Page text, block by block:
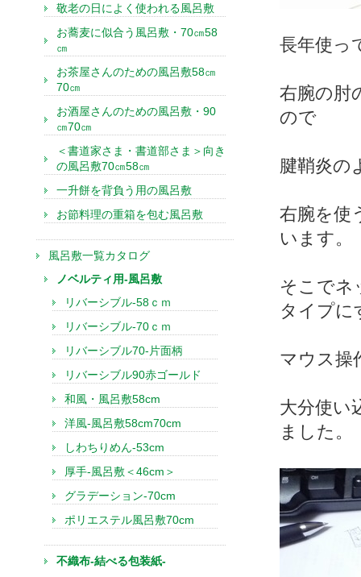
長年使っ
右腕の肘
ので
腱鞘炎の
右腕を使
います。
そこでネ
タイプに
マウス操
大分使い
ました。
敬老の日によく使われる風呂敷
お蕎麦に似合う風呂敷・70㎝58
㎝
お茶屋さんのための風呂敷58㎝
70㎝
お酒屋さんのための風呂敷・90
㎝70㎝
＜書道家さま・書道部さま＞向き
の風呂敷70㎝58㎝
一升餅を背負う用の風呂敷
お節料理の重箱を包む風呂敷
風呂敷一覧カタログ
ノベルティ用-風呂敷
リバーシブル-58ｃｍ
リバーシブル-70ｃｍ
リバーシブル70-片面柄
リバーシブル90赤ゴールド
和風・風呂敷58cm
洋風-風呂敷58cm70cm
しわちりめん-53cm
厚手-風呂敷＜46cm＞
グラデーション-70cm
ポリエステル風呂敷70cm
不織布-結べる包装紙-